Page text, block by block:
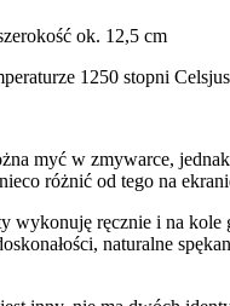
ok. 12,5 cm
1250 stopni
myć w zmywarce,
różnić od tego na
wykonuję ręcznie i na
naturalne